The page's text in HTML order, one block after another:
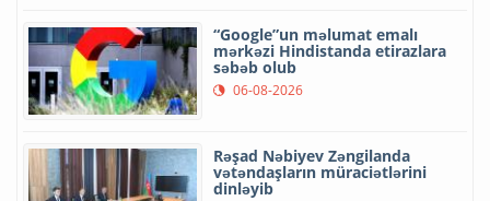
“Google”un məlumat emalı
mərkəzi Hindistanda etirazlara
səbəb olub
06-08-2026
Rəşad Nəbiyev Zəngilanda
vətəndaşların müraciətlərini
dinləyib